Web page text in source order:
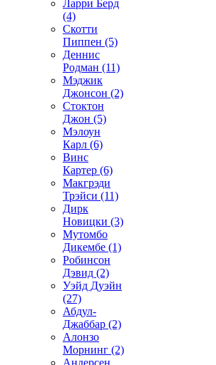
Ларри Берд
(4)
Скотти
Пиппен (5)
Деннис
Родман (11)
Мэджик
Джонсон (2)
Стоктон
Джон (5)
Мэлоун
Карл (6)
Винс
Картер (6)
Макгрэди
Трэйси (11)
Дирк
Новицки (3)
Мутомбо
Дикембе (1)
Робинсон
Дэвид (2)
Уэйд Дуэйн
(27)
Абдул-
Джаббар (2)
Алонзо
Морнинг (2)
Андерсен